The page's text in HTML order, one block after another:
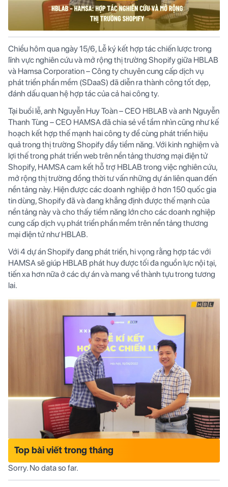
Chiều hôm qua ngày 15/6, Lễ ký kết hợp tác chiến lược trong
lĩnh vực nghiên cứu và mở rộng thị trường Shopify giữa HBLAB
và Hamsa Corporation – Công ty chuyên cung cấp dịch vụ
phát triển phần mềm (SDaaS) đã diễn ra thành công tốt đẹp,
đánh dấu quan hệ hợp tác của cả hai công ty.
Tại buổi lễ, anh Nguyễn Huy Toàn – CEO HBLAB và anh Nguyễn
Thanh Tùng – CEO HAMSA đã chia sẻ về tầm nhìn cũng như kế
hoạch kết hợp thế mạnh hai công ty để cùng phát triển hiệu
quả trong thị trường Shopify đầy tiềm năng. Với kinh nghiệm và
lợi thế trong phát triển web trên nền tảng thương mại điện tử
Shopify, HAMSA cam kết hỗ trợ HBLAB trong việc nghiên cứu,
mở rộng thị trường đồng thời tư vấn những dự án liên quan đến
nền tảng này. Hiện được các doanh nghiệp ở hơn 150 quốc gia
tin dùng, Shopify đã và đang khẳng định được thế mạnh của
nền tảng này và cho thấy tiềm năng lớn cho các doanh nghiệp
cung cấp dịch vụ phát triển phần mềm trên nền tảng thương
mại điện tử như HBLAB.
Với 4 dự án Shopify đang phát triển, hi vọng rằng hợp tác với
HAMSA sẽ giúp HBLAB phát huy được tối đa nguồn lực nội tại,
tiến xa hơn nữa ở các dự án và mang về thành tựu trong tương
lai.
Top bài viết trong tháng
Sorry. No data so far.